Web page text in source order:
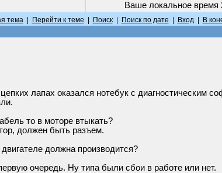
Ваше локальное время
тема| Перейти к теме Поиск| Поиск по дате Вход| В
лапах оказался нотебук с диагностическим
то в моторе втыкать?
должен быть разъем.
должна производится?
очередь. Ну типа были сбои в работе или нет.